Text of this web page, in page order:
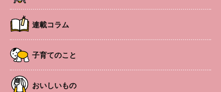
連載コラム
子育てのこと
おいしいもの
松本 ママケア 事前申込制
hugme ハタヨガ
呼吸を介して自分とじっくり向き合い、心身の気付きとリ
フレッシュを目的にしたハタヨガ。「ママ」ではなく「ひ